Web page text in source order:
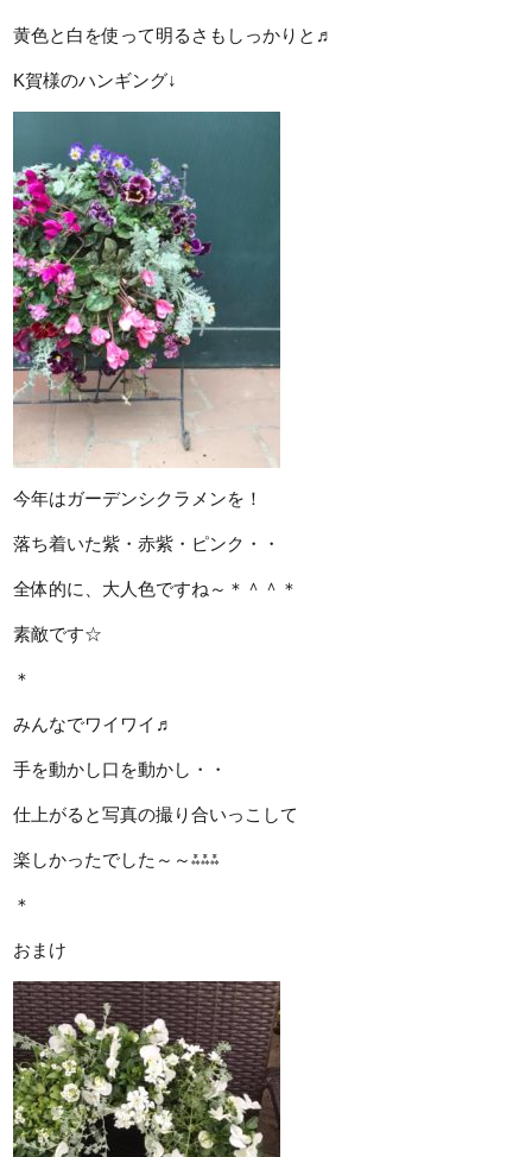
黄色と白を使って明るさもしっかりと♬
K賀様のハンギング↓
今年はガーデンシクラメンを！
落ち着いた紫・赤紫・ピンク・・
全体的に、大人色ですね～＊＾＾＊
素敵です☆
＊
みんなでワイワイ♬
手を動かし口を動かし・・
仕上がると写真の撮り合いっこして
楽しかったでした～～⁂⁂⁂
＊
おまけ